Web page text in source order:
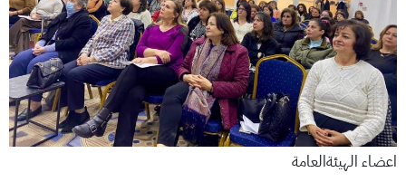
اعضاء الهيئةالعامة